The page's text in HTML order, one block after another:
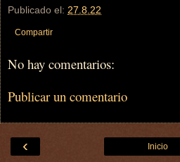
Publicado el: 27.8.22
Compartir
No hay comentarios:
Publicar un comentario
‹ Inicio